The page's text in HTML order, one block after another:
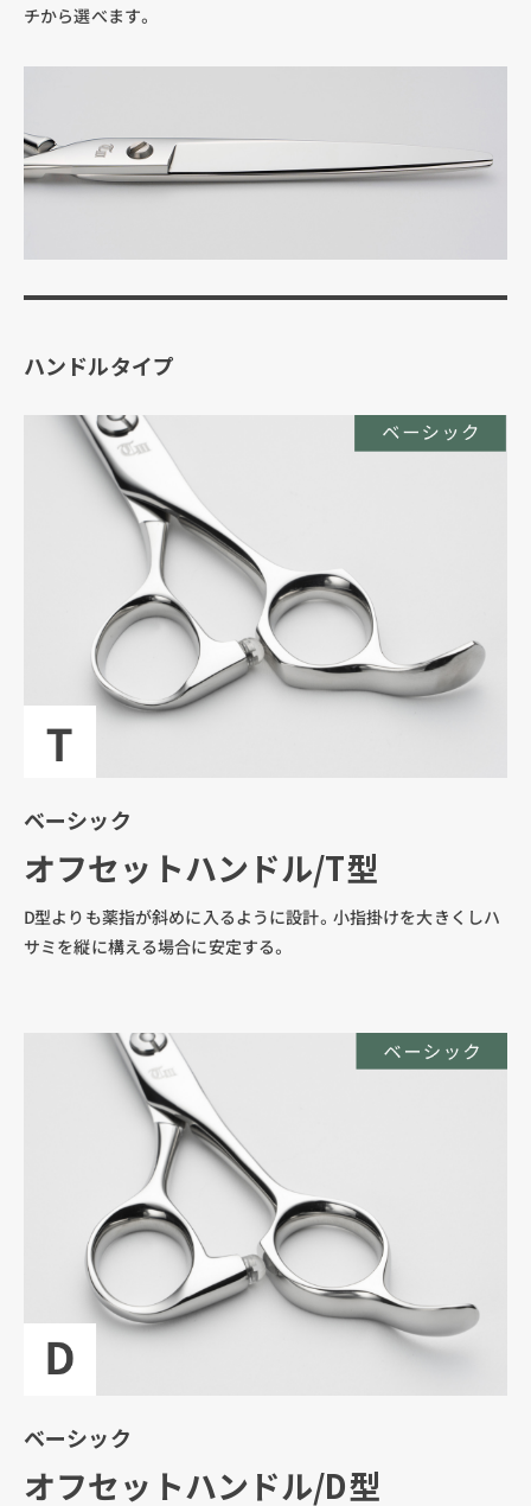
チから選べます。
ハンドルタイプ
ベーシック
オフセットハンドル/T型
D型よりも薬指が斜めに入るように設計。小指掛けを大きくしハ
サミを縦に構える場合に安定する。
ベーシック
オフセットハンドル/D型